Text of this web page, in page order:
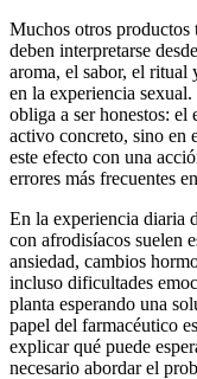
Muchos otros productos
deben interpretarse
aroma, el sabor, el ritual
en la experiencia
obliga a ser honestos: el
activo concreto, sino en
este efecto con una
errores más frecuentes
En la experiencia diaria
con afrodisíacos suelen
ansiedad, cambios
incluso dificultades
planta esperando una
papel del farmacéutico
explicar qué puede
necesario abordar el